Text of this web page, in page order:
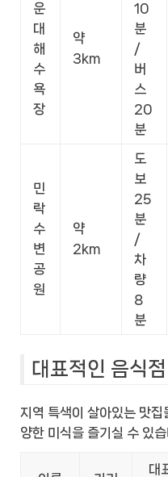
운
대
해
수
욕
장
약
3km
10
분
/
버
스
20
분
민
락
수
변
공
원
약
2km
도
보
25
분
/
차
량
8
분
대표적인 음식점
지역 특색이 살아있는 맛
양한 미식을 즐기실 수 있습
대